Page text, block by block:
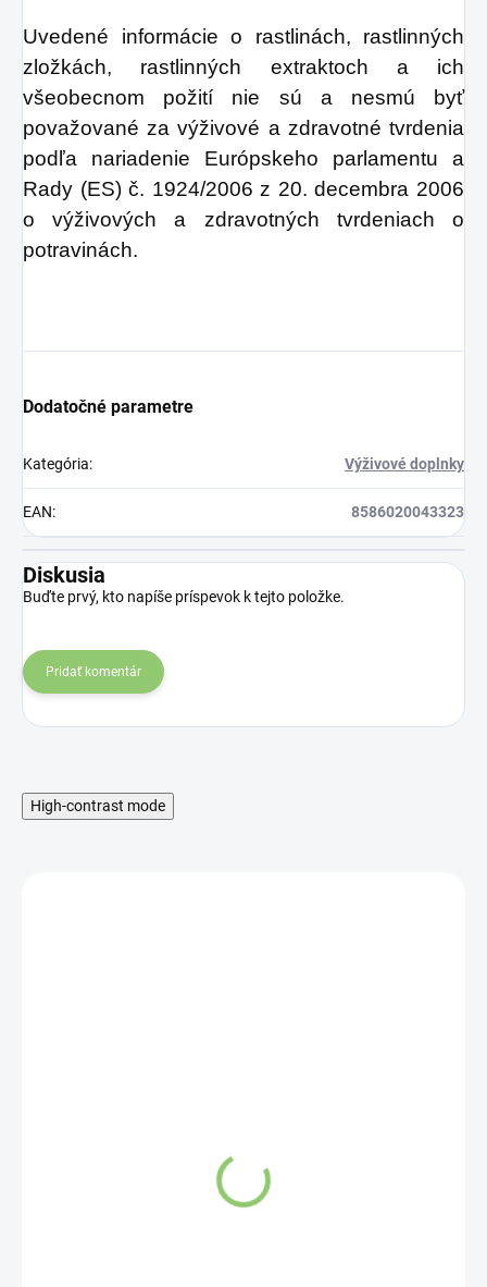
Uvedené informácie o rastlinách, rastlinných
zložkách, rastlinných extraktoch a ich
všeobecnom požití nie sú a nesmú byť
považované za výživové a zdravotné tvrdenia
podľa nariadenie Európskeho parlamentu a
Rady (ES) č. 1924/2006 z 20. decembra 2006
o výživových a zdravotných tvrdeniach o
potravinách.
Dodatočné parametre
Kategória: Výživové doplnky
EAN: 8586020043323
Diskusia
Buďte prvý, kto napíše príspevok k tejto položke.
Pridať komentár
High-contrast mode